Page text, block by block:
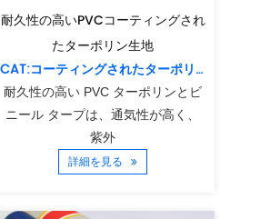
耐久性の高いPVCコーティングされ
たターポリン生地
CAT:コーティングされたターポリン生地
耐久性の高い PVC ターポリンとビ
ニール タープは、通気性が高く、
紫外
詳細を見る